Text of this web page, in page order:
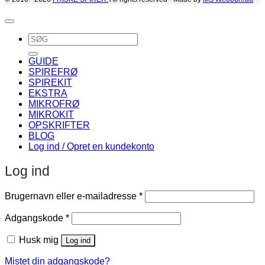
Søg
efter:
GUIDE
SPIREFRØ
SPIREKIT
EKSTRA
MIKROFRØ
MIKROKIT
OPSKRIFTER
BLOG
Log ind / Opret en kundekonto
Log ind
Brugernavn eller e-mailadresse *Påkrævet
Adgangskode *Påkrævet
Husk mig Log ind
Mistet din adgangskode?